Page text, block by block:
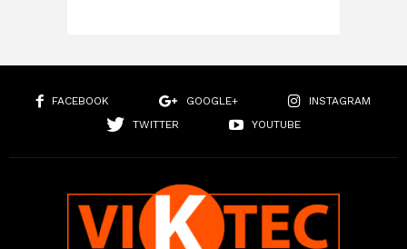
FACEBOOK GOOGLE+
INSTAGRAM
TWITTER
YOUTUBE